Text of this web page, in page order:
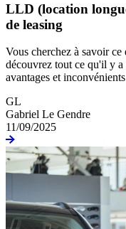
LLD (location
de leasing
Vous cherchez à savoir
découvrez tout ce qu'il y
avantages et inconvénients
GL
Gabriel Le Gendre
11/09/2025